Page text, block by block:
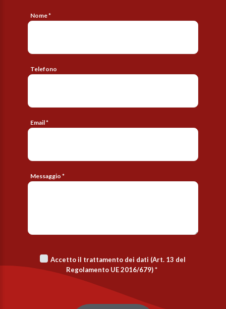
Nome *
Telefono
Email *
Messaggio *
Accetto il trattamento dei dati (Art. 13 del
Regolamento UE 2016/679)*